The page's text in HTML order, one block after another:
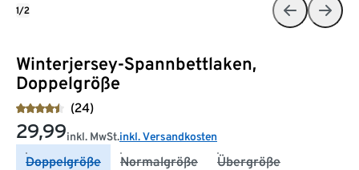
Winterjersey-Spannbettlaken,
Doppelgröße
(24)
29,99inkl. MwSt.inkl. Versandkosten
Doppelgröße Normalgröße Übergröße
1/2